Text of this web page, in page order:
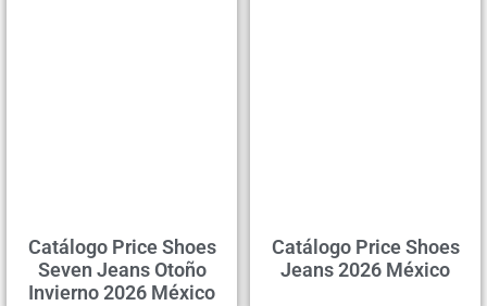
Catálogo Price Shoes
Seven Jeans Otoño
Invierno 2026 México
Catálogo Price Shoes
Jeans 2026 México